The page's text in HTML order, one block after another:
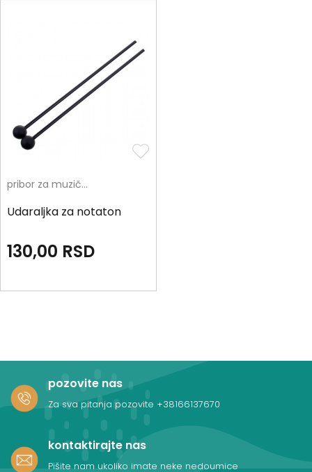
pribor za muzičko
Udaraljka za notaton
130,00 RSD
pozovite nas
Za sva pitanja pozovite +38166137670
kontaktirajte nas
Pišite nam ukoliko imate neke nedoumice